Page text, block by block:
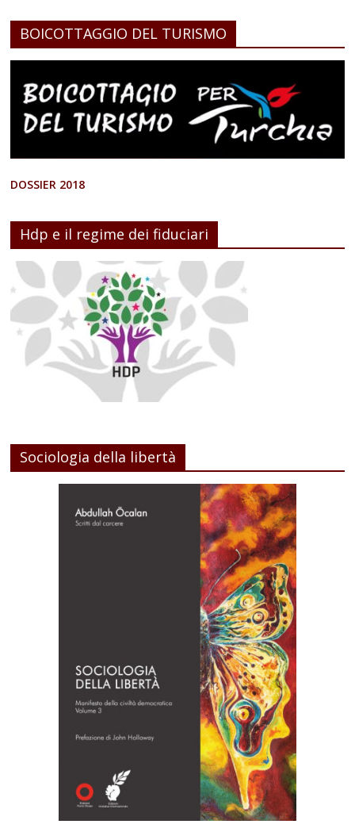
BOICOTTAGGIO DEL TURISMO
DOSSIER 2018
Hdp e il regime dei fiduciari
Sociologia della libertà